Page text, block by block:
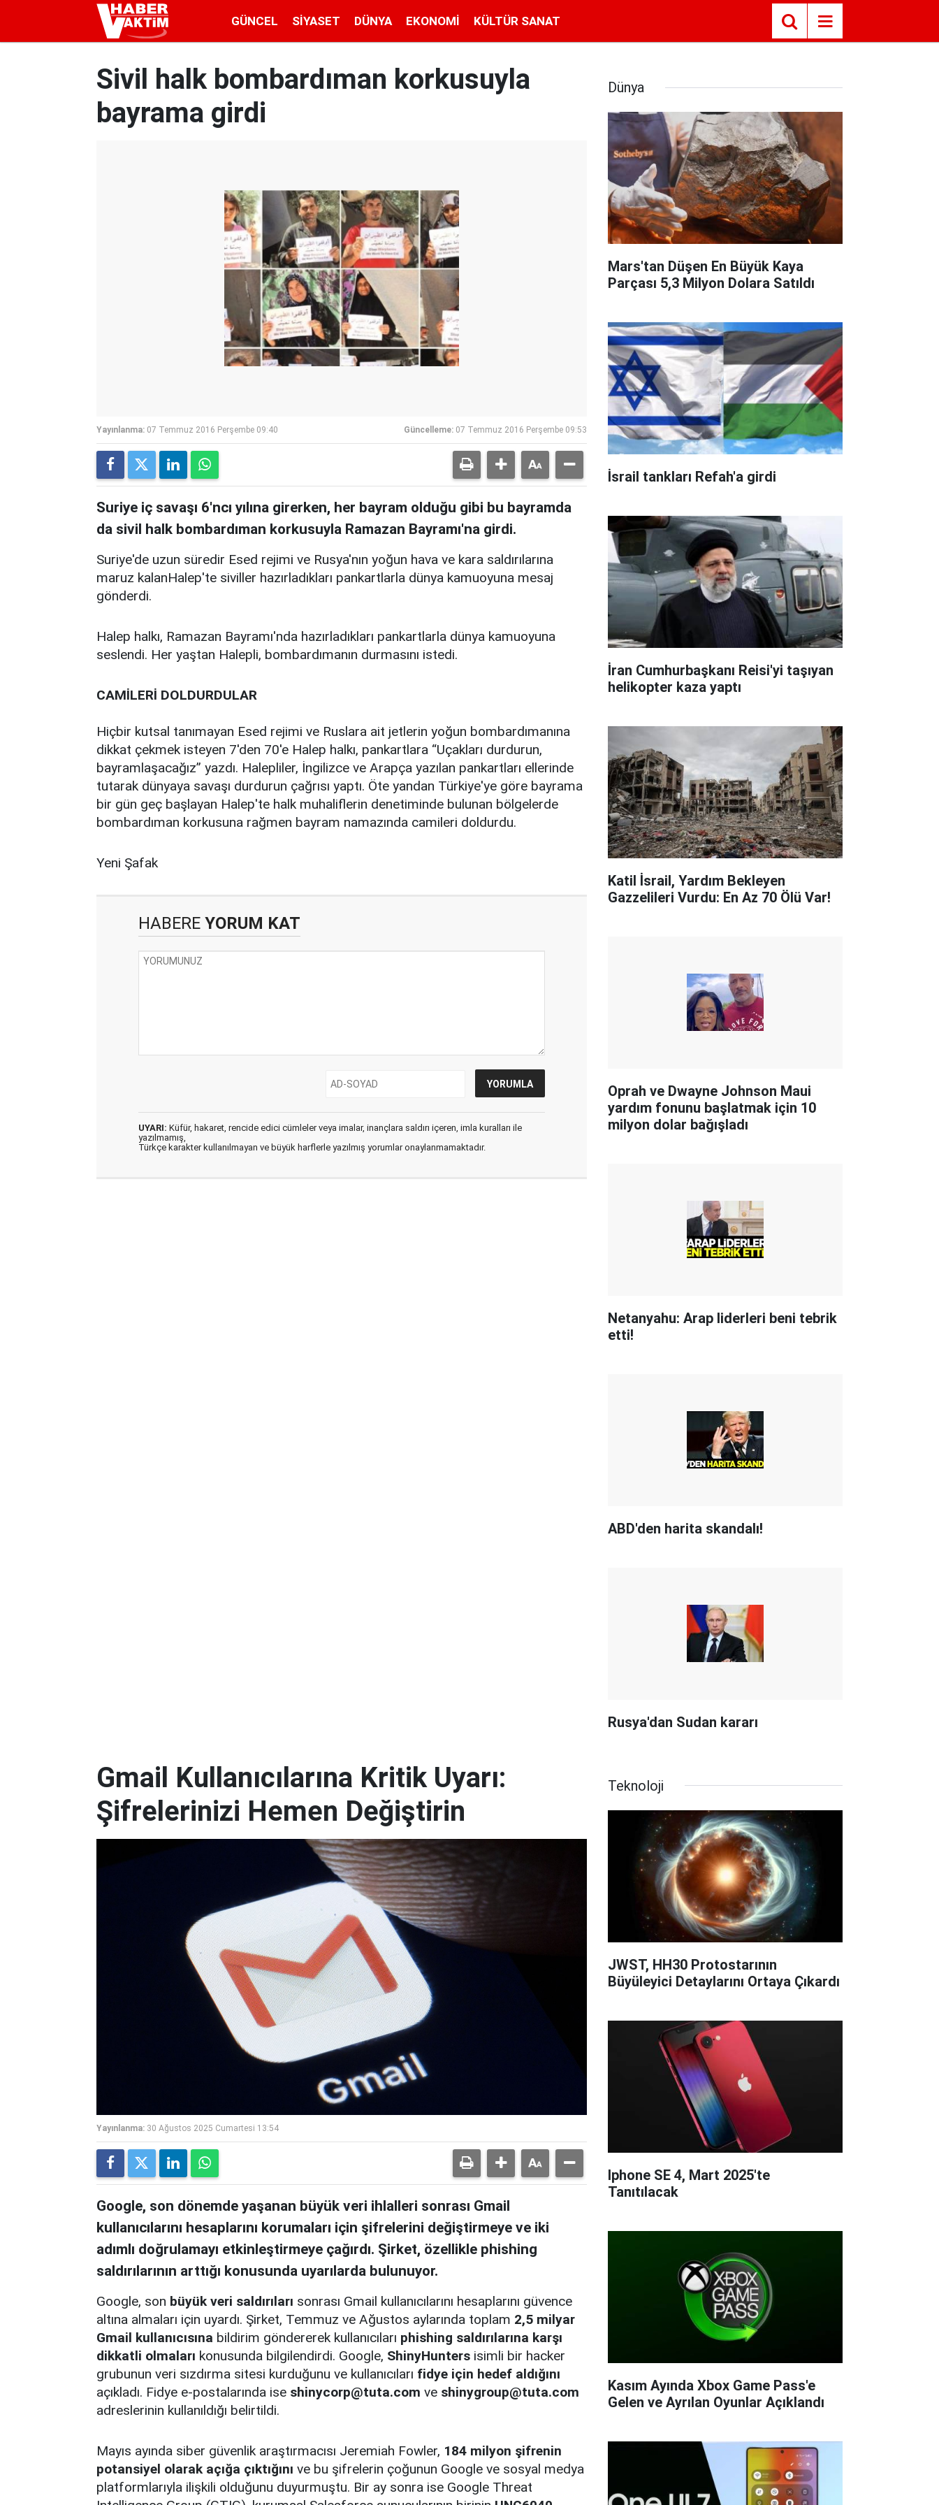
GÜNCEL SIYASET DÜNYA EKONOMI KÜLTÜR SANAT
Sivil halk bombardıman korkusuyla
bayrama girdi
Yayınlanma: 07 Temmuz 2016 Perşembe 09:40 Güncelleme: 07 Temmuz 2016 Perşembe 09:53
Suriye iç savaşı 6'ncı yılına girerken, her bayram olduğu gibi bu bayramda
da sivil halk bombardıman korkusuyla Ramazan Bayramı'na girdi.
Suriye'de uzun süredir Esed rejimi ve Rusya'nın yoğun hava ve kara saldırılarına
maruz kalanHalep'te siviller hazırladıkları pankartlarla dünya kamuoyuna mesaj
gönderdi.
Halep halkı, Ramazan Bayramı'nda hazırladıkları pankartlarla dünya kamuoyuna
seslendi. Her yaştan Halepli, bombardımanın durmasını istedi.
CAMİLERİ DOLDURDULAR
Hiçbir kutsal tanımayan Esed rejimi ve Ruslara ait jetlerin yoğun bombardımanına
dikkat çekmek isteyen 7'den 70'e Halep halkı, pankartlara “Uçakları durdurun,
bayramlaşacağız” yazdı. Halepliler, İngilizce ve Arapça yazılan pankartları ellerinde
tutarak dünyaya savaşı durdurun çağrısı yaptı. Öte yandan Türkiye'ye göre bayrama
bir gün geç başlayan Halep'te halk muhaliflerin denetiminde bulunan bölgelerde
bombardıman korkusuna rağmen bayram namazında camileri doldurdu.
Yeni Şafak
HABERE YORUM KAT
UYARI: Küfür, hakaret, rencide edici cümleler veya imalar, inançlara saldırı içeren, imla kuralları ile
yazılmamış,
Türkçe karakter kullanılmayan ve büyük harflerle yazılmış yorumlar onaylanmamaktadır.
Dünya
Mars'tan Düşen En Büyük Kaya
Parçası 5,3 Milyon Dolara Satıldı
İsrail tankları Refah'a girdi
İran Cumhurbaşkanı Reisi'yi taşıyan
helikopter kaza yaptı
Katil İsrail, Yardım Bekleyen
Gazzelileri Vurdu: En Az 70 Ölü Var!
Oprah ve Dwayne Johnson Maui
yardım fonunu başlatmak için 10
milyon dolar bağışladı
Netanyahu: Arap liderleri beni tebrik
etti!
ABD'den harita skandalı!
Rusya'dan Sudan kararı
Gmail Kullanıcılarına Kritik Uyarı:
Şifrelerinizi Hemen Değiştirin
Yayınlanma: 30 Ağustos 2025 Cumartesi 13:54
Google, son dönemde yaşanan büyük veri ihlalleri sonrası Gmail
kullanıcılarını hesaplarını korumaları için şifrelerini değiştirmeye ve iki
adımlı doğrulamayı etkinleştirmeye çağırdı. Şirket, özellikle phishing
saldırılarının arttığı konusunda uyarılarda bulunuyor.
Google, son büyük veri saldırıları sonrası Gmail kullanıcılarını hesaplarını güvence
altına almaları için uyardı. Şirket, Temmuz ve Ağustos aylarında toplam 2,5 milyar
Gmail kullanıcısına bildirim göndererek kullanıcıları phishing saldırılarına karşı
dikkatli olmaları konusunda bilgilendirdi. Google, ShinyHunters isimli bir hacker
grubunun veri sızdırma sitesi kurduğunu ve kullanıcıları fidye için hedef aldığını
açıkladı. Fidye e-postalarında ise shinycorp@tuta.com ve shinygroup@tuta.com
adreslerinin kullanıldığı belirtildi.
Mayıs ayında siber güvenlik araştırmacısı Jeremiah Fowler, 184 milyon şifrenin
potansiyel olarak açığa çıktığını ve bu şifrelerin çoğunun Google ve sosyal medya
platformlarıyla ilişkili olduğunu duyurmuştu. Bir ay sonra ise Google Threat
Teknoloji
JWST, HH30 Protostarının
Büyüleyici Detaylarını Ortaya Çıkardı
Iphone SE 4, Mart 2025'te
Tanıtılacak
Kasım Ayında Xbox Game Pass'e
Gelen ve Ayrılan Oyunlar Açıklandı